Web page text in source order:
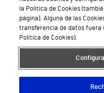
Teléfono
Política de
la Política de Cookies
página). Alguna de las
transferencia de datos fuera
Política de Cookies).